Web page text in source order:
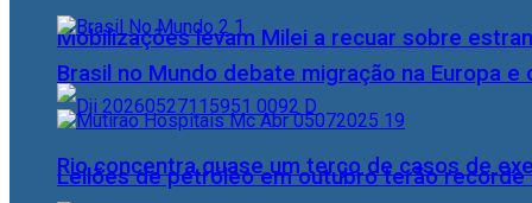
Mobilizações levam Milei a recuar sobre
Leilões de petróleo em outubro terão recorde
Brasil no Mundo debate migração na Europa
Rio concentra quase um terço de casos de